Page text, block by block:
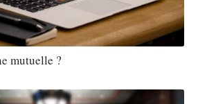
mutuelle ?